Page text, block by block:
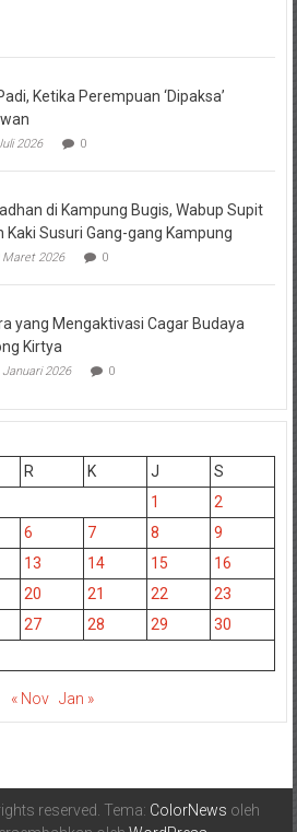
Ketika Perempuan ‘Dipaksa’
2026 0
di Kampung Bugis, Wabup Supit
Kaki Susuri Gang-gang Kampung
Maret 2026 0
yang Mengaktivasi Cagar Budaya
Kirtya
Januari 2026 0
R K J
S
1
2
6 7 8
9
13 14 15
16
20 21 22
23
27 28 29
30
« Nov Jan »
reserved. Tema: ColorNews oleh